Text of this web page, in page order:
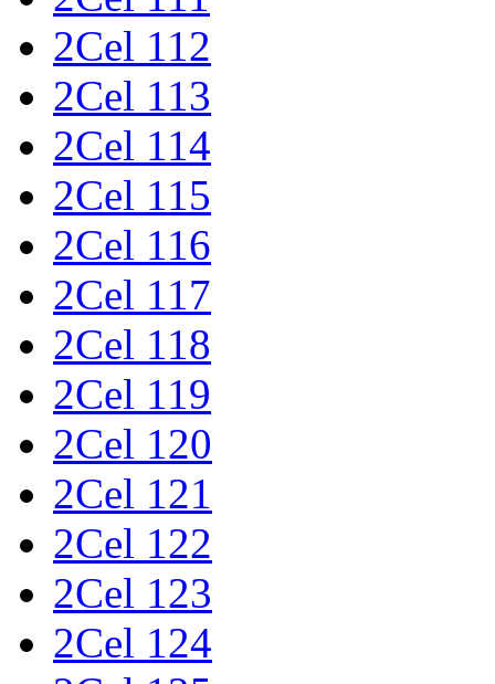
2Cel 112
2Cel 113
2Cel 114
2Cel 115
2Cel 116
2Cel 117
2Cel 118
2Cel 119
2Cel 120
2Cel 121
2Cel 122
2Cel 123
2Cel 124